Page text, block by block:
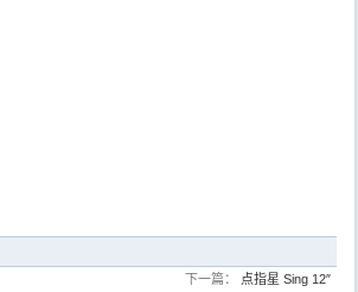
下一篇： 点指星 Sing 12″